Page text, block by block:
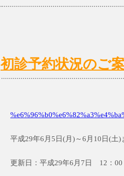
初診予約状況のご
平成29年6月5日(月)～6月10日(土)
更新日：平成29年6月7日 12：00